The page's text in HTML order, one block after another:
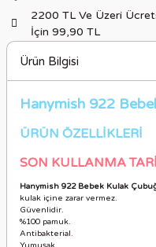
2200 TL Ve Üzeri
İçin 99,90 TL
Ürün Bilgisi
Hanymish 922
ÜRÜN ÖZELLİKLERİ
SON KULLANMA
Hanymish 922 Bebek Kulak
kulak içine zarar vermez.
Güvenlidir.
%100 pamuk.
Antibakterial.